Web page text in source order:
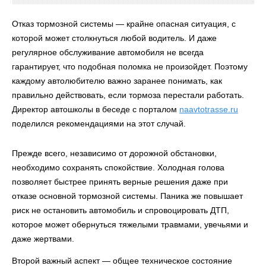
Отказ тормозной системы — крайне опасная ситуация, с
которой может столкнуться любой водитель. И даже
регулярное обслуживание автомобиля не всегда
гарантирует, что подобная поломка не произойдет. Поэтому
каждому автолюбителю важно заранее понимать, как
правильно действовать, если тормоза перестали работать.
Директор автошколы в беседе с порталом naavtotrasse.ru
поделился рекомендациями на этот случай.
Прежде всего, независимо от дорожной обстановки,
необходимо сохранять спокойствие. Холодная голова
позволяет быстрее принять верные решения даже при
отказе основной тормозной системы. Паника же повышает
риск не остановить автомобиль и спровоцировать ДТП,
которое может обернуться тяжелыми травмами, увечьями и
даже жертвами.
Второй важный аспект — общее техническое состояние